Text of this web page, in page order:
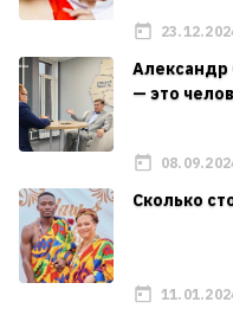
— это
Сколько